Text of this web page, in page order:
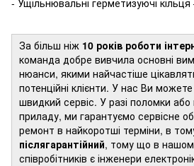
За більш ніж 10 років роботи
команда добре вивчила основні
нюанси, якими найчастіше
потенційні клієнти. У нас Ви
швидкий сервіс. У разі поломки або
приладу, ми гарантуємо сервісне
ремонт в найкоротші терміни, в
післягарантійний, тому що в
співробітників є інженери